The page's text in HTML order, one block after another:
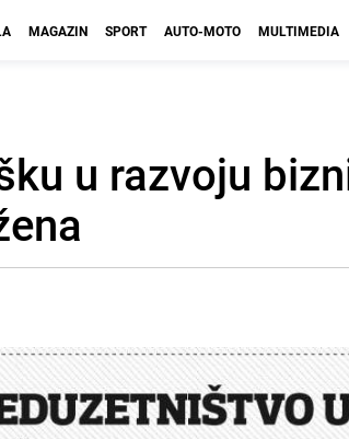
MAGAZIN SPORT AUTO-MOTO MULTIMEDIA
u razvoju